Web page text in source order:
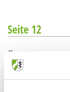
Seite 12
Ärzte